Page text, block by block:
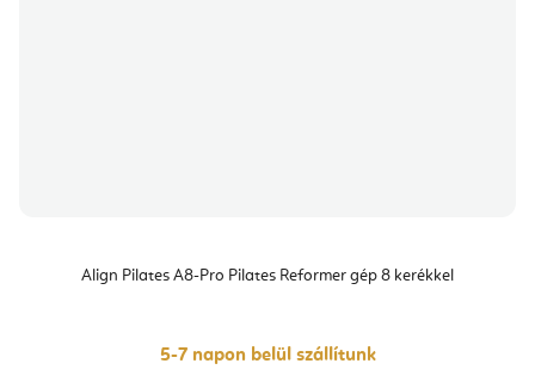
Align Pilates A8-Pro Pilates Reformer gép 8 kerékkel
5-7 napon belül szállítunk